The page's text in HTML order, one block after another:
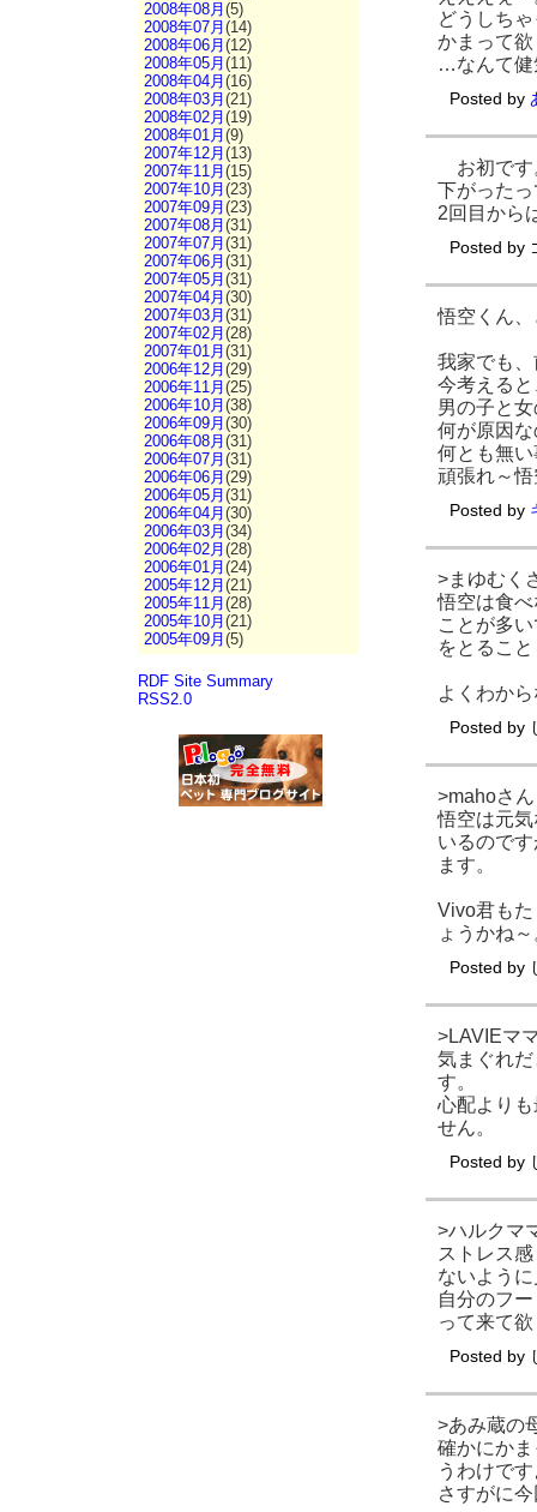
2008年08月 (5)
2008年07月 (14)
2008年06月 (12)
2008年05月 (11)
2008年04月 (16)
2008年03月 (21)
2008年02月 (19)
2008年01月 (9)
2007年12月 (13)
2007年11月 (15)
2007年10月 (23)
2007年09月 (23)
2007年08月 (31)
2007年07月 (31)
2007年06月 (31)
2007年05月 (31)
2007年04月 (30)
2007年03月 (31)
2007年02月 (28)
2007年01月 (31)
2006年12月 (29)
2006年11月 (25)
2006年10月 (38)
2006年09月 (30)
2006年08月 (31)
2006年07月 (31)
2006年06月 (29)
2006年05月 (31)
2006年04月 (30)
2006年03月 (34)
2006年02月 (28)
2006年01月 (24)
2005年12月 (21)
2005年11月 (28)
2005年10月 (21)
2005年09月 (5)
RDF Site Summary
RSS2.0
どうしち
かまって
…なんて
Posted by
お初です
下がった
2回目から
Posted by
悟空くん
我家でも
今考える
男の子と
何が原因
何とも無
頑張れ～
Posted by
>まゆむく
悟空は食
ことが多
をとるこ
よくわか
Posted by
>mahoさん
悟空は元
いるので
ます。
Vivo君も
ょうかね
Posted by
>LAVIEマ
気まぐれ
す。
心配より
せん。
Posted by
>ハルクマ
ストレス
ないよう
自分のフ
って来て
Posted by
>あみ蔵の
確かにか
うわけで
さすがに